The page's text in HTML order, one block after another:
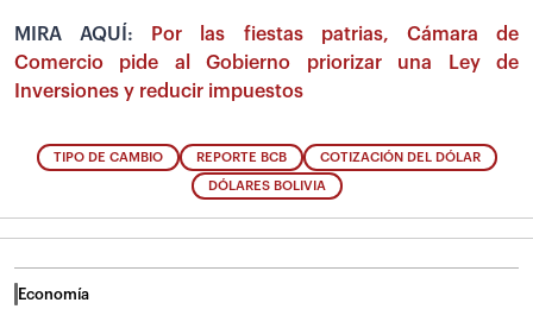
MIRA AQUÍ:
Por las fiestas patrias, Cámara de
Comercio pide al Gobierno priorizar una Ley de
Inversiones y reducir impuestos
TIPO DE CAMBIO REPORTE BCB COTIZACIÓN DEL DÓLAR
DÓLARES BOLIVIA
Economía